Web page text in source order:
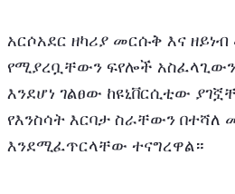
አርሶአደር ዘካሪያ መርሱቅ እና
የሚያረቧቸውን ፍየሎች
እንደሆነ ገልፀው ከዩኒቨርሲቲው
የእንስሳት እርባታ ስራቸውን በተሻለ
እንደሚፈጥርላቸው ተናግረዋል።